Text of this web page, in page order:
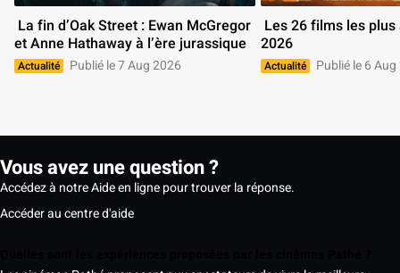
et Anne Hathaway à l’ère jurassique
Actualité Publié le 7 Aug 2026
2026
Actualité Publié le 6
Vous avez une question ?
Accédez à notre Aide en ligne pour trouver la réponse.
Accéder au centre d'aide